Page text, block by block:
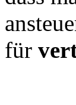
für